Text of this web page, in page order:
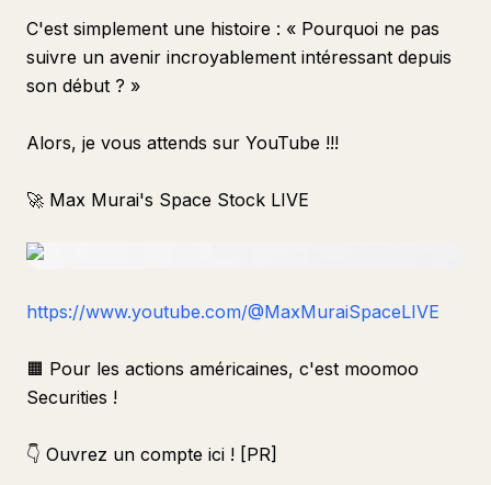
C'est simplement une histoire : « Pourquoi ne pas
suivre un avenir incroyablement intéressant depuis
son début ? »
Alors, je vous attends sur YouTube !!!
🚀 Max Murai's Space Stock LIVE
https://www.youtube.com/@MaxMuraiSpaceLIVE
🟧 Pour les actions américaines, c'est moomoo
Securities !
👇 Ouvrez un compte ici ! [PR]